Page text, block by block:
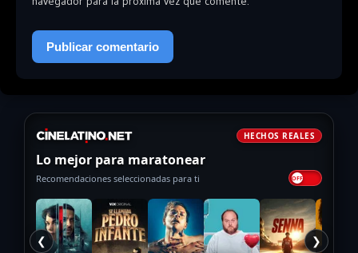
HECHOS REALES
Lo mejor para maratonear
Recomendaciones seleccionadas para ti
❮ ❯